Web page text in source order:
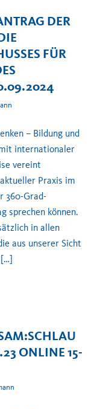
DER
FÜR
– Bildung und
internationaler
vereint
Praxis im
360-Grad-
sprechen können.
in allen
aus unserer Sicht
ONLINE 15-